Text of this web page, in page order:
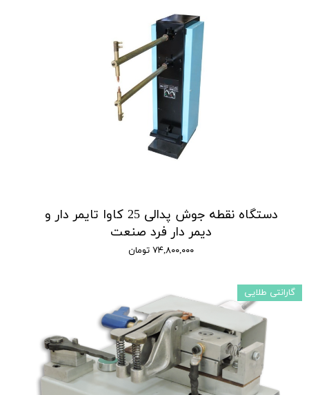
دستگاه نقطه جوش پدالی 25 کاوا تایمر دار و
دیمر دار فرد صنعت
۷۴,۸۰۰,۰۰۰ تومان
گارانتی طلایی